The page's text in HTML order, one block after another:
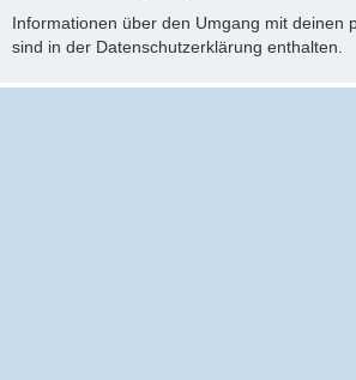
Informationen über den Umgang mit deinen
sind in der Datenschutzerklärung enthalten.